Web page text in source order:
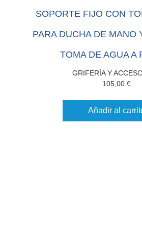
SOPORTE FIJO CON
PARA DUCHA DE MANO
TOMA DE AGUA A
GRIFERÍA Y
105,00 €
Añadir al